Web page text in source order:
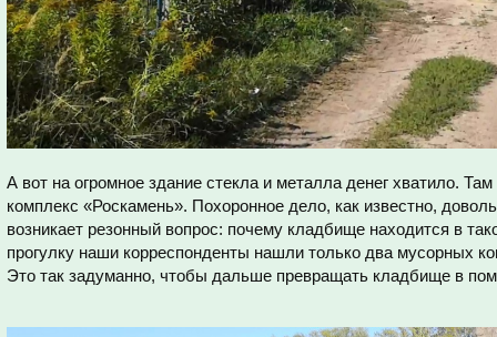
А вот на огромное здание стекла и металла денег хватило.
комплекс «Роскамень». Похоронное дело, как известно,
возникает резонный вопрос: почему кладбище находится в
прогулку наши корреспонденты нашли только два мусорных
Это так задуманно, чтобы дальше превращать кладбище в